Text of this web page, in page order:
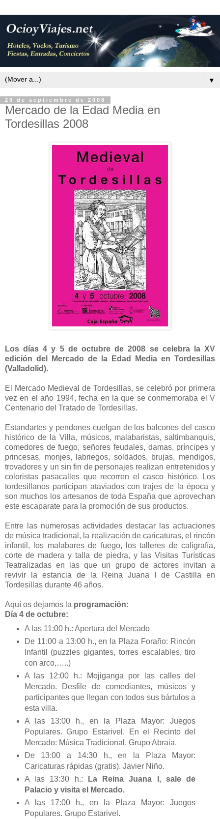
▼
29 de septiembre de 2008
Mercado de la Edad Media en
Tordesillas 2008
Los días 4 y 5 de octubre de 2008 se celebra la XV
edición del Mercado de la Edad Media en Tordesillas
(Valladolid).
El Mercado Medieval de Tordesillas, se celebró por primera
vez en el año 1994, fecha en la que se conmemoraba el V
Centenario del Tratado de Tordesillas.
Estandartes y pendones cuelgan de los balcones del casco
histórico de la Villa, músicos, malabaristas, saltimbanquis,
comedores de fuego, señores feudales, damas, príncipes y
princesas, monjes, labriegos, soldados, brujas, mendigos,
trovadores y un sin fin de personajes realizan entretenidos y
coloristas pasacalles que recorren el casco histórico. Los
tordesillanos participan ataviados con trajes de la época y
son muchos los artesanos de toda España que aprovechan
este escaparate para la promoción de sus productos.
Entre las numerosas actividades destacar las actuaciones
de música tradicional, la realización de caricaturas, el rincón
infantil, los malabares de fuego, los talleres de caligrafía,
corte de madera y talla de piedra, y las Visitas Turísticas
Teatralizadas en las que un grupo de actores invitan a
revivir la estancia de la Reina Juana I de Castilla en
Tordesillas durante 46 años.
Aquí os dejamos la programación:
Día 4 de octubre:
A las 11:00 h.: Apertura del Mercado
De 11:00 a 13:00 h., en la Plaza Foraño: Rincón
Infantil (puzzles gigantes, torres escalables, tiro
con arco,…..)
A las 12:00 h.: Mojiganga por las calles del
Mercado. Desfile de comediantes, músicos y
participantes que llegan con todos sus bártulos a
esta villa.
A las 13:00 h., en la Plaza Mayor: Juegos
Populares. Grupo Estarivel. En el Recinto del
Mercado: Música Tradicional. Grupo Abraia.
De 13:00 a 14:30 h., en la Plaza Mayor:
Caricaturas rápidas (gratis). Javier Niño.
A las 13:30 h.:
La Reina Juana I, sale de
Palacio y visita el Mercado.
A las 17:00 h., en la Plaza Mayor: Juegos
Populares. Grupo Estarivel.